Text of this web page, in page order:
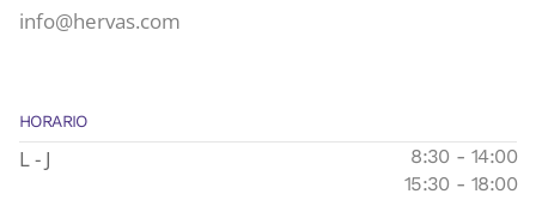
info@hervas.com
HORARIO
L - J
8:30 - 14:00
15:30 - 18:00